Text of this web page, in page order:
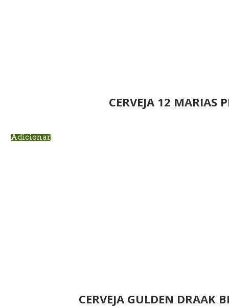
CERVEJA 12 MARIAS
Adicionar
CERVEJA GULDEN DRAAK